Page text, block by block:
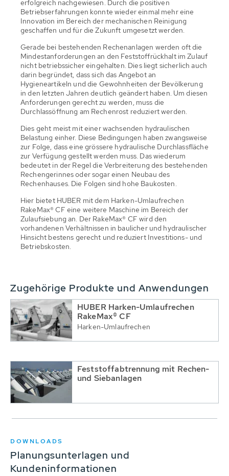
erfolgreich nachgewiesen. Durch die positiven
Betriebserfahrungen konnte wieder einmal mehr eine
Innovation im Bereich der mechanischen Reinigung
geschaffen und für die Zukunft umgesetzt werden.
Gerade bei bestehenden Rechenanlagen werden oft die
Mindestanforderungen an den Feststoffrückhalt im Zulauf
nicht betriebssicher eingehalten. Dies liegt sicherlich auch
darin begründet, dass sich das Angebot an
Hygieneartikeln und die Gewohnheiten der Bevölkerung
in den letzten Jahren deutlich geändert haben. Um diesen
Anforderungen gerecht zu werden, muss die
Durchlassöffnung am Rechenrost reduziert werden.
Dies geht meist mit einer wachsenden hydraulischen
Belastung einher. Diese Bedingungen haben zwangsweise
zur Folge, dass eine grössere hydraulische Durchlassfläche
zur Verfügung gestellt werden muss. Das wiederum
bedeutet in der Regel die Verbreiterung des bestehenden
Rechengerinnes oder sogar einen Neubau des
Rechenhauses. Die Folgen sind hohe Baukosten.
Hier bietet HUBER mit dem Harken-Umlaufrechen
RakeMax® CF eine weitere Maschine im Bereich der
Zulaufsiebung an. Der RakeMax® CF wird den
vorhandenen Verhältnissen in baulicher und hydraulischer
Hinsicht bestens gerecht und reduziert Investitions- und
Betriebskosten.
Zugehörige Produkte und Anwendungen
HUBER Harken-Umlaufrechen
RakeMax® CF
Harken-Umlaufrechen
Feststoffabtrennung mit Rechen-
und Siebanlagen
DOWNLOADS
Planungsunterlagen und
Kundeninformationen